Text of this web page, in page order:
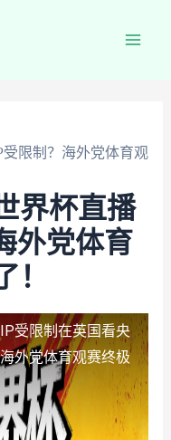
限制？海外党体育观
界杯直播
外党体育
！
受限制在英国看央
外党体育观赛终极